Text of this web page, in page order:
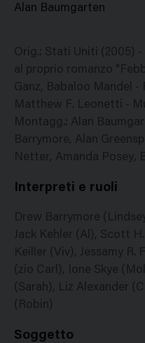
Alan Baumgarten
Orig.: Stati Uniti (2005)
al proprio romanzo
Ganz, Babaloo Mandel
Matthew F. Leonetti -
Montagg.: Alan
Barrymore, Alan
Netter, Amanda Posey,
Interpreti e ruoli
Drew Barrymore
Jack Kehler (Al), Scott
Keiller (Viv), Jessamy R.
(zio Carl), Ione Skye
(Sarah), Liz Alexander
(Robin)
Soggetto